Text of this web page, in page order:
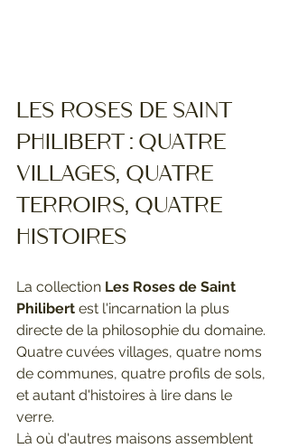
Les Roses de Saint
Philibert : quatre
villages, quatre
terroirs, quatre
histoires
La collection Les Roses de Saint
Philibert est l'incarnation la plus
directe de la philosophie du domaine.
Quatre cuvées villages, quatre noms
de communes, quatre profils de sols,
et autant d'histoires à lire dans le
verre.
Là où d'autres maisons assemblent